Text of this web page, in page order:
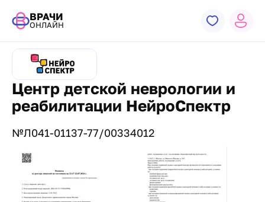
ВРАЧИ
ОНЛАЙН
Центр детской неврологии и
реабилитации НейроСпектр
№Л041-01137-77/00334012
Лицензии и сертификаты